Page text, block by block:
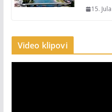
15.
Video klipovi